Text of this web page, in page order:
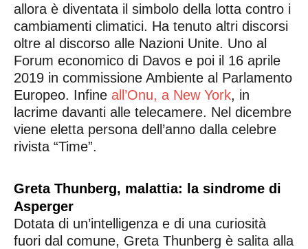
allora è diventata il simbolo della lotta contro i
cambiamenti climatici. Ha tenuto altri discorsi
oltre al discorso alle Nazioni Unite. Uno al
Forum economico di Davos e poi il 16 aprile
2019 in commissione Ambiente al Parlamento
Europeo. Infine all’Onu, a New York, in
lacrime davanti alle telecamere. Nel dicembre
viene eletta persona dell’anno dalla celebre
rivista “Time”.
Greta Thunberg, malattia: la sindrome di
Asperger
Dotata di un’intelligenza e di una curiosità
fuori dal comune, Greta Thunberg è salita alla